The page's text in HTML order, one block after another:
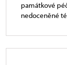
památkové
nedoceněné